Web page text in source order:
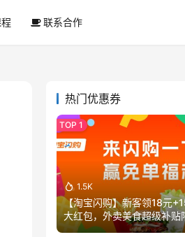
联系合作
热门优惠券
1.5K
【淘宝闪购】新客领18元
大红包，外卖美食超级补贴